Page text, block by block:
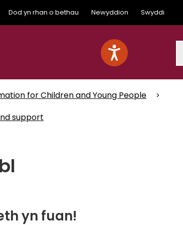
Dod yn rhan o bethau Newyddion Swyddi
for Children and Young People
support
yn fuan!